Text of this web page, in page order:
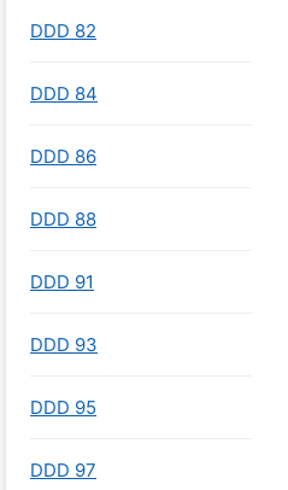
DDD 82
DDD 84
DDD 86
DDD 88
DDD 91
DDD 93
DDD 95
DDD 97